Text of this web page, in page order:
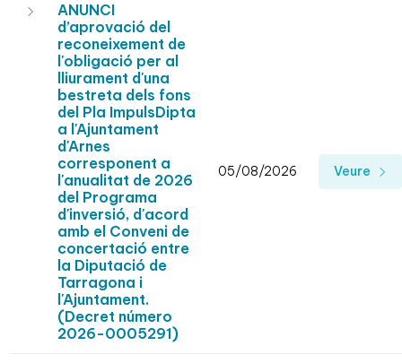
ANUNCI
d’aprovació del
reconeixement de
l'obligació per al
lliurament d'una
bestreta dels fons
del Pla ImpulsDipta
a l'Ajuntament
d'Arnes
corresponent a
l'anualitat de 2026
del Programa
d'inversió, d'acord
amb el Conveni de
concertació entre
la Diputació de
Tarragona i
l'Ajuntament.
(Decret número
2026-0005291)
05/08/2026 Veure